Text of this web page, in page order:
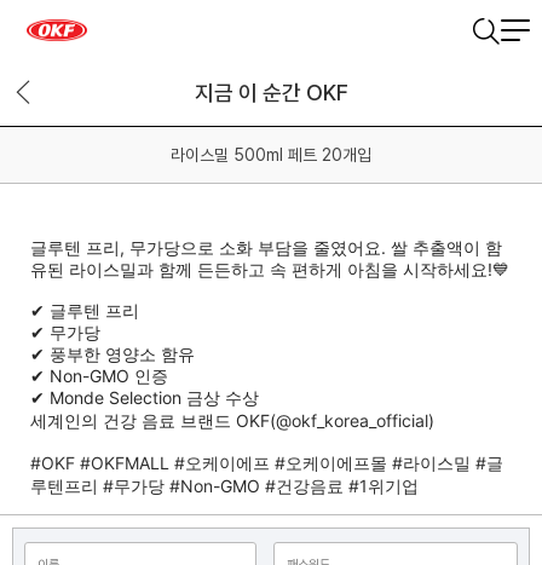
지금 이 순간 OKF
라이스밀 500ml 페트 20개입
글루텐 프리, 무가당으로 소화 부담을 줄였어요. 쌀 추출액이 함
유된 라이스밀과 함께 든든하고 속 편하게 아침을 시작하세요!💙
✔ 글루텐 프리
✔ 무가당
✔ 풍부한 영양소 함유
✔ Non-GMO 인증
✔ Monde Selection 금상 수상
세계인의 건강 음료 브랜드 OKF(@okf_korea_official)
#OKF #OKFMALL #오케이에프 #오케이에프몰 #라이스밀 #글
루텐프리 #무가당 #Non-GMO #건강음료 #1위기업